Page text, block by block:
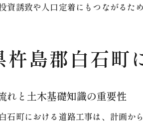
資誘致や人口定着にもつながるた
杵島郡白石町
れと土木基礎知識の重要性
石町における道路工事は、計画か